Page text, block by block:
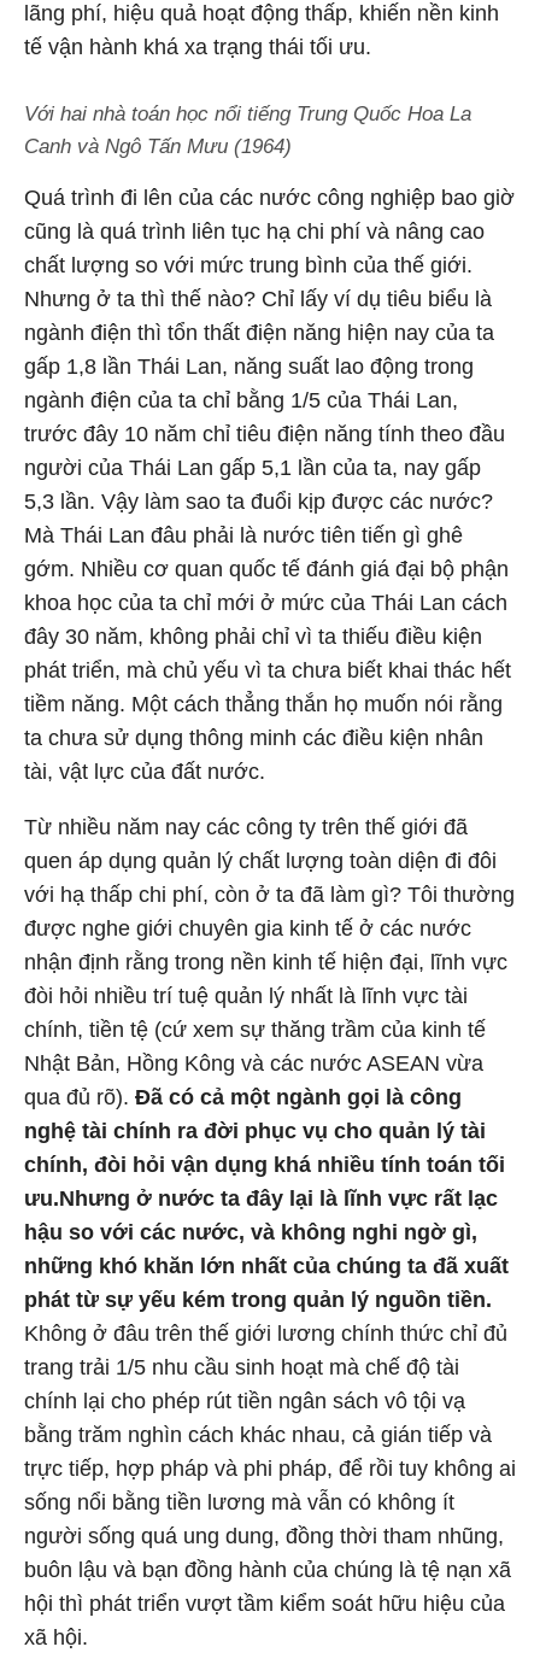
lãng phí, hiệu quả hoạt động thấp, khiến nền kinh
tế vận hành khá xa trạng thái tối ưu.
Với hai nhà toán học nổi tiếng Trung Quốc Hoa La
Canh và Ngô Tấn Mưu (1964)
Quá trình đi lên của các nước công nghiệp bao giờ
cũng là quá trình liên tục hạ chi phí và nâng cao
chất lượng so với mức trung bình của thế giới.
Nhưng ở ta thì thế nào? Chỉ lấy ví dụ tiêu biểu là
ngành điện thì tổn thất điện năng hiện nay của ta
gấp 1,8 lần Thái Lan, năng suất lao động trong
ngành điện của ta chỉ bằng 1/5 của Thái Lan,
trước đây 10 năm chỉ tiêu điện năng tính theo đầu
người của Thái Lan gấp 5,1 lần của ta, nay gấp
5,3 lần. Vậy làm sao ta đuổi kịp được các nước?
Mà Thái Lan đâu phải là nước tiên tiến gì ghê
gớm. Nhiều cơ quan quốc tế đánh giá đại bộ phận
khoa học của ta chỉ mới ở mức của Thái Lan cách
đây 30 năm, không phải chỉ vì ta thiếu điều kiện
phát triển, mà chủ yếu vì ta chưa biết khai thác hết
tiềm năng. Một cách thẳng thắn họ muốn nói rằng
ta chưa sử dụng thông minh các điều kiện nhân
tài, vật lực của đất nước.
Từ nhiều năm nay các công ty trên thế giới đã
quen áp dụng quản lý chất lượng toàn diện đi đôi
với hạ thấp chi phí, còn ở ta đã làm gì? Tôi thường
được nghe giới chuyên gia kinh tế ở các nước
nhận định rằng trong nền kinh tế hiện đại, lĩnh vực
đòi hỏi nhiều trí tuệ quản lý nhất là lĩnh vực tài
chính, tiền tệ (cứ xem sự thăng trầm của kinh tế
Nhật Bản, Hồng Kông và các nước ASEAN vừa
qua đủ rõ). Đã có cả một ngành gọi là công
nghệ tài chính ra đời phục vụ cho quản lý tài
chính, đòi hỏi vận dụng khá nhiều tính toán tối
ưu.Nhưng ở nước ta đây lại là lĩnh vực rất lạc
hậu so với các nước, và không nghi ngờ gì,
những khó khăn lớn nhất của chúng ta đã xuất
phát từ sự yếu kém trong quản lý nguồn tiền.
Không ở đâu trên thế giới lương chính thức chỉ đủ
trang trải 1/5 nhu cầu sinh hoạt mà chế độ tài
chính lại cho phép rút tiền ngân sách vô tội vạ
bằng trăm nghìn cách khác nhau, cả gián tiếp và
trực tiếp, hợp pháp và phi pháp, để rồi tuy không ai
sống nổi bằng tiền lương mà vẫn có không ít
người sống quá ung dung, đồng thời tham nhũng,
buôn lậu và bạn đồng hành của chúng là tệ nạn xã
hội thì phát triển vượt tầm kiểm soát hữu hiệu của
xã hội.